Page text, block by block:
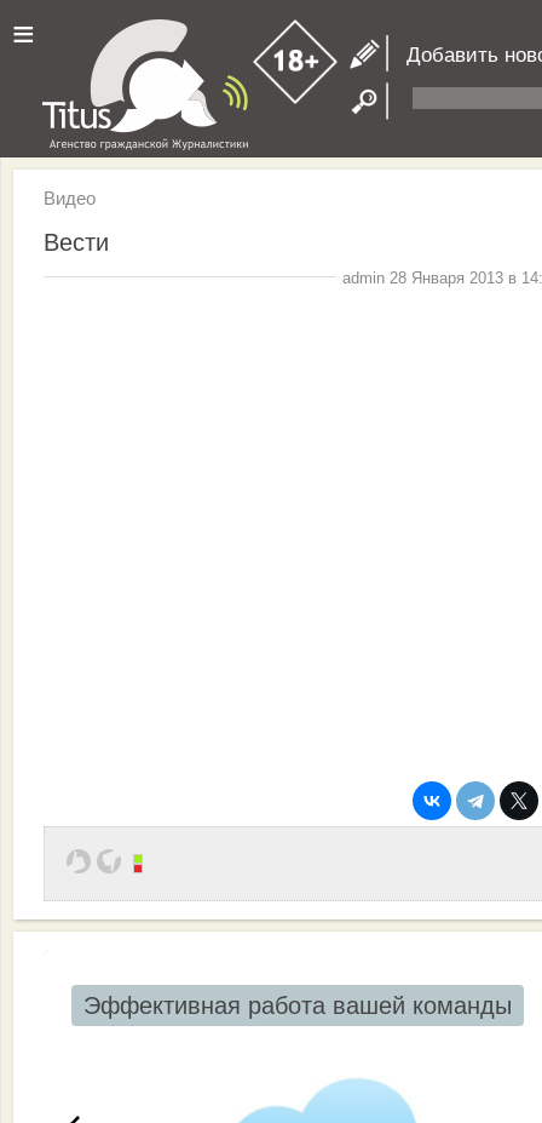
≡ Добавить
Видео
Вести
admin 28 Января 2013 в
Эффективная работа вашей команды